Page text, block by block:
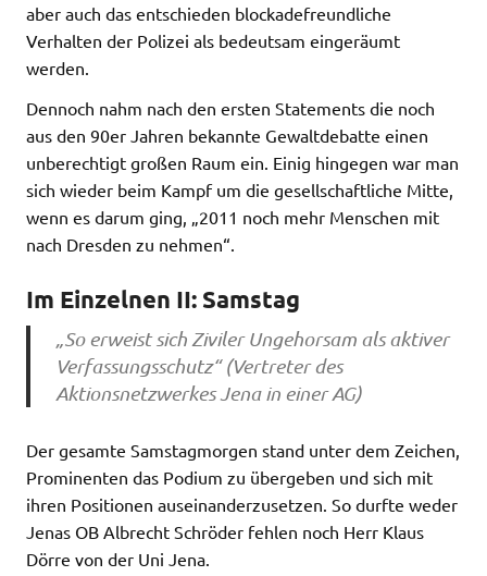
aber auch das entschieden blockadefreundliche
Verhalten der Polizei als bedeutsam eingeräumt
werden.
Dennoch nahm nach den ersten Statements die noch
aus den 90er Jahren bekannte Gewaltdebatte einen
unberechtigt großen Raum ein. Einig hingegen war man
sich wieder beim Kampf um die gesellschaftliche Mitte,
wenn es darum ging, „2011 noch mehr Menschen mit
nach Dresden zu nehmen“.
Im Einzelnen II: Samstag
„So erweist sich Ziviler Ungehorsam als aktiver
Verfassungsschutz“ (Vertreter des
Aktionsnetzwerkes Jena in einer AG)
Der gesamte Samstagmorgen stand unter dem Zeichen,
Prominenten das Podium zu übergeben und sich mit
ihren Positionen auseinanderzusetzen. So durfte weder
Jenas OB Albrecht Schröder fehlen noch Herr Klaus
Dörre von der Uni Jena.